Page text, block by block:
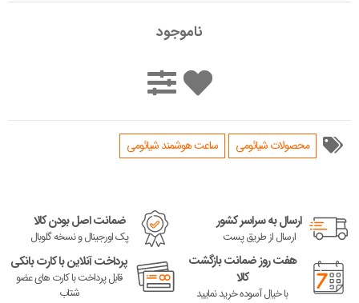
ناموجود
محصولات شیائومی ساعت هوشمند شیائومی
ارسال به سراسر کشور
ارسال از طریق پست
ضمانت اصل بودن کالا
پک اورجینال و نسخه گلوبال
هفت روز ضمانت بازگشت
کالا
با خیال آسوده خرید نمایید
پرداخت آنلاین با کارت بانکی
قابل پرداخت با کارت های عضو
شتاب